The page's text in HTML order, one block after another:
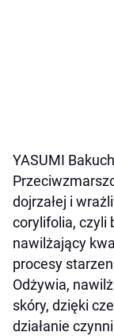
YASUMI
dojrzałej i
corylifolia, czyli
nawilżający
procesy
Odżywia,
skóry, dzięki
działanie